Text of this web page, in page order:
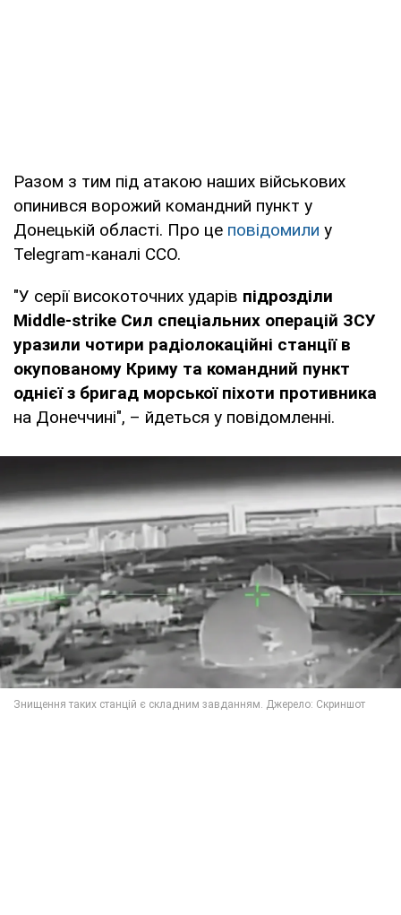
Разом з тим під атакою наших військових
опинився ворожий командний пункт у
Донецькій області. Про це повідомили у
Telegram-каналі ССО.
"У серії високоточних ударів підрозділи
Middle-strike Сил спеціальних операцій ЗСУ
уразили чотири радіолокаційні станції в
окупованому Криму та командний пункт
однієї з бригад морської піхоти противника
на Донеччині", – йдеться у повідомленні.